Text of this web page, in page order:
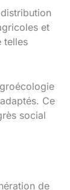
et
telles
Ce
social
de